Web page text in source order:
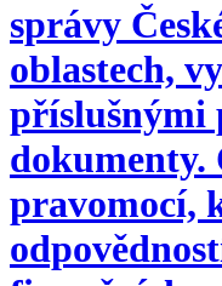
správy
oblastech,
příslušnými
dokumenty.
pravomocí,